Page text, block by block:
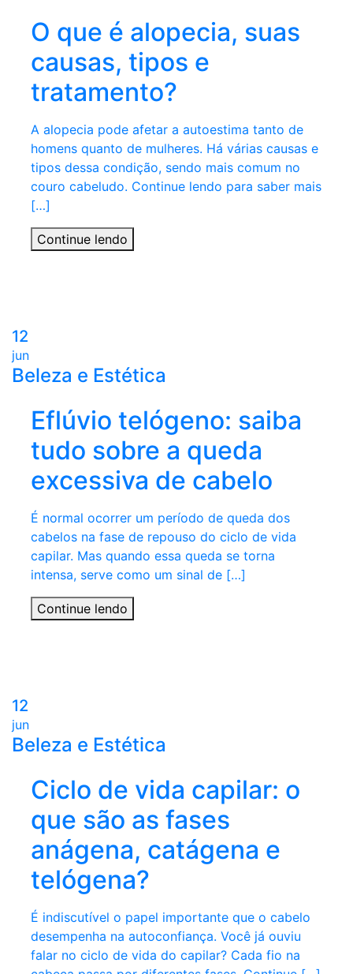
O que é alopecia, suas
causas, tipos e
tratamento?
A alopecia pode afetar a autoestima tanto de
homens quanto de mulheres. Há várias causas e
tipos dessa condição, sendo mais comum no
couro cabeludo. Continue lendo para saber mais
[…]
Continue lendo
12
jun
Beleza e Estética
Eflúvio telógeno: saiba
tudo sobre a queda
excessiva de cabelo
É normal ocorrer um período de queda dos
cabelos na fase de repouso do ciclo de vida
capilar. Mas quando essa queda se torna
intensa, serve como um sinal de […]
Continue lendo
12
jun
Beleza e Estética
Ciclo de vida capilar: o
que são as fases
anágena, catágena e
telógena?
É indiscutível o papel importante que o cabelo
desempenha na autoconfiança. Você já ouviu
falar no ciclo de vida do capilar? Cada fio na